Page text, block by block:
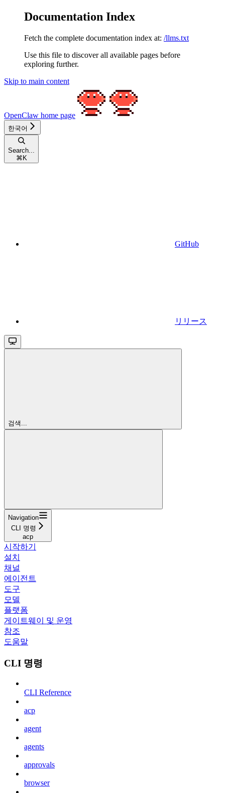
Documentation Index
Fetch the complete documentation index at: /llms.txt
Use this file to discover all available pages before
exploring further.
Skip to main content
OpenClaw home page
한국어
Search...
⌘ K
GitHub
リリース
검색...
Navigation
CLI 명령
acp
시작하기
설치
채널
에이전트
도구
모델
플랫폼
게이트웨이 및 운영
참조
도움말
CLI 명령
CLI Reference
acp
agent
agents
approvals
browser